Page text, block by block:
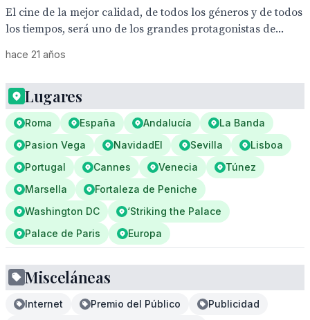
El cine de la mejor calidad, de todos los géneros y de todos
los tiempos, será uno de los grandes protagonistas de...
hace 21 años
Lugares
Roma España Andalucía
La Banda
Pasion Vega
NavidadEl Sevilla
Lisboa
Portugal
Cannes Venecia
Túnez
Marsella
Fortaleza de Peniche
Washington DC
‘Striking the Palace
Palace de Paris
Europa
Misceláneas
Internet Premio del Público
Publicidad